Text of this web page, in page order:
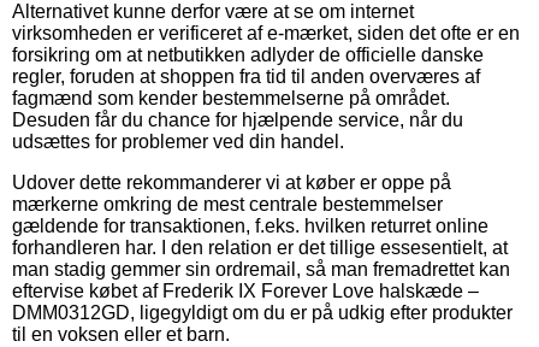
Alternativet kunne derfor være at se om internet
virksomheden er verificeret af e-mærket, siden det ofte er en
forsikring om at netbutikken adlyder de officielle danske
regler, foruden at shoppen fra tid til anden overværes af
fagmænd som kender bestemmelserne på området.
Desuden får du chance for hjælpende service, når du
udsættes for problemer ved din handel.
Udover dette rekommanderer vi at køber er oppe på
mærkerne omkring de mest centrale bestemmelser
gældende for transaktionen, f.eks. hvilken returret online
forhandleren har. I den relation er det tillige essesentielt, at
man stadig gemmer sin ordremail, så man fremadrettet kan
eftervise købet af Frederik IX Forever Love halskæde –
DMM0312GD, ligegyldigt om du er på udkig efter produkter
til en voksen eller et barn.